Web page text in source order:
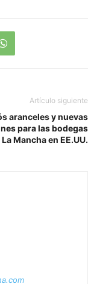
Artículo siguiente
aranceles y nuevas
para las bodegas
Mancha en EE.UU.